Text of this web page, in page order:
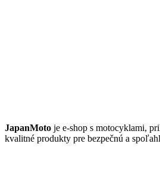
JapanMoto je e-shop s motocyklami,
kvalitné produkty pre bezpečnú a